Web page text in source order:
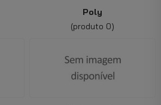
Poly
(produto 0)